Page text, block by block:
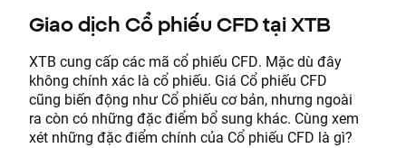
Giao dịch Cổ phiếu CFD tại XTB
XTB cung cấp các mã cổ phiếu CFD. Mặc dù đây
không chính xác là cổ phiếu. Giá Cổ phiếu CFD
cũng biến động như Cổ phiếu cơ bản, nhưng ngoài
ra còn có những đặc điểm bổ sung khác. Cùng xem
xét những đặc điểm chính của Cổ phiếu CFD là gì?